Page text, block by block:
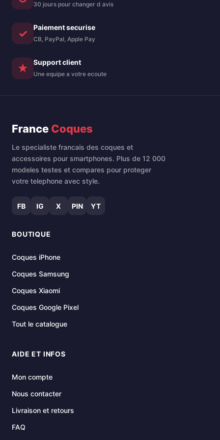
30 jours pour changer d avis
✓ Paiement securise
CB, PayPal, Apple Pay
★ Support client
Une equipe a votre ecoute
France Coques
Le specialiste francais des coques et
accessoires pour smartphones. Plus de 12 000
modeles testes et compares pour proteger
votre telephone avec style.
FB IG X PIN YT
BOUTIQUE
Coques iPhone
Coques Samsung
Coques Xiaomi
Coques Google Pixel
Tout le catalogue
AIDE ET INFOS
Mon compte
Nous contacter
Livraison et retours
FAQ